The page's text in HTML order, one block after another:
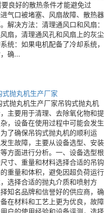
良好的散热条件才能避免过
气口被堵塞、风扇故障、散热器
解决方法：清理通风口和风扇：
扇，清理通风孔和风扇上的灰尘
统：如果电机配备了冷却系统，
确...
抛丸机生产厂家
抛丸机生产厂家吊钩式抛丸机
主要用于清理、去除氧化物和提
，设备在使用过程中可能会发生
了确保吊钩式抛丸机的顺利运
生故障，主要从设备选型、安装
方面进行分析。一、设备选型根
寸、重量和材料选择合适的吊钩
重量和体积，避免因超负荷运行
选择合适的抛丸介质和喷射方
知名品牌和信誉好的供应商，确
在材料和工艺上更为优良，故障
户的使用经验和设备评测，选择